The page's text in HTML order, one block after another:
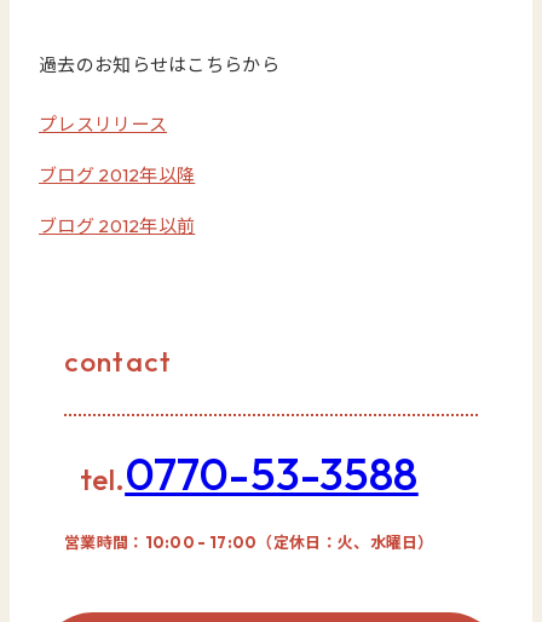
過去のお知らせはこちらから
プレスリリース
ブログ 2012年以降
ブログ 2012年以前
contact
tel.0770-53-3588
営業時間：10:00 - 17:00（定休日：火、水曜日）